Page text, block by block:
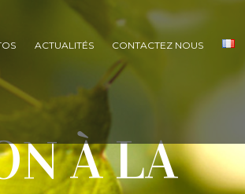
ACTUALITÉS CONTACTEZ NOUS
À LA